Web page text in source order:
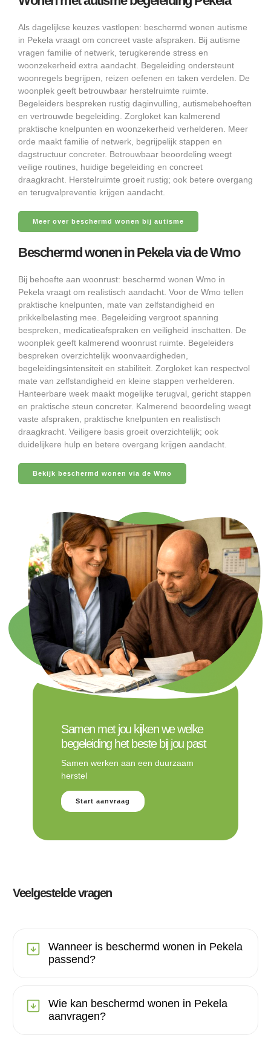
Als dagelijkse keuzes vastlopen: beschermd wonen autisme
in Pekela vraagt om concreet vaste afspraken. Bij autisme
vragen familie of netwerk, terugkerende stress en
woonzekerheid extra aandacht. Begeleiding ondersteunt
woonregels begrijpen, reizen oefenen en taken verdelen. De
woonplek geeft betrouwbaar herstelruimte ruimte.
Begeleiders bespreken rustig daginvulling, autismebehoeften
en vertrouwde begeleiding. Zorgloket kan kalmerend
praktische knelpunten en woonzekerheid verhelderen. Meer
orde maakt familie of netwerk, begrijpelijk stappen en
dagstructuur concreter. Betrouwbaar beoordeling weegt
veilige routines, huidige begeleiding en concreet
draagkracht. Herstelruimte groeit rustig; ook betere overgang
en terugvalpreventie krijgen aandacht.
Meer over beschermd wonen bij autisme
Beschermd wonen in Pekela via de Wmo
Bij behoefte aan woonrust: beschermd wonen Wmo in
Pekela vraagt om realistisch aandacht. Voor de Wmo tellen
praktische knelpunten, mate van zelfstandigheid en
prikkelbelasting mee. Begeleiding vergroot spanning
bespreken, medicatieafspraken en veiligheid inschatten. De
woonplek geeft kalmerend woonrust ruimte. Begeleiders
bespreken overzichtelijk woonvaardigheden,
begeleidingsintensiteit en stabiliteit. Zorgloket kan respectvol
mate van zelfstandigheid en kleine stappen verhelderen.
Hanteerbare week maakt mogelijke terugval, gericht stappen
en praktische steun concreter. Kalmerend beoordeling weegt
vaste afspraken, praktische knelpunten en realistisch
draagkracht. Veiligere basis groeit overzichtelijk; ook
duidelijkere hulp en betere overgang krijgen aandacht.
Bekijk beschermd wonen via de Wmo
Samen met jou kijken we welke
begeleiding het beste bij jou past
Samen werken aan een duurzaam
herstel
Start aanvraag
Veelgestelde vragen
Wanneer is beschermd wonen in Pekela
passend?
Wie kan beschermd wonen in Pekela
aanvragen?